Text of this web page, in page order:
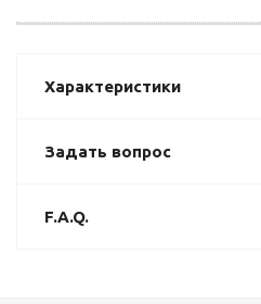
Характеристики
Задать вопрос
F.A.Q.